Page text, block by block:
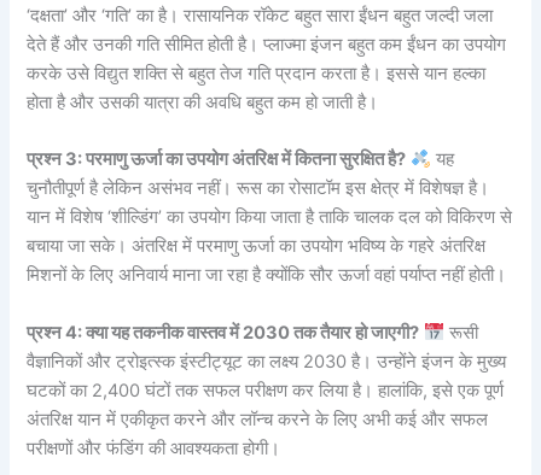
‘दक्षता’ और ‘गति’ का है। रासायनिक रॉकेट बहुत सारा ईंधन बहुत जल्दी जला
देते हैं और उनकी गति सीमित होती है। प्लाज्मा इंजन बहुत कम ईंधन का उपयोग
करके उसे विद्युत शक्ति से बहुत तेज गति प्रदान करता है। इससे यान हल्का
होता है और उसकी यात्रा की अवधि बहुत कम हो जाती है।
प्रश्न 3: परमाणु ऊर्जा का उपयोग अंतरिक्ष में कितना सुरक्षित है?
यह
चुनौतीपूर्ण है लेकिन असंभव नहीं। रूस का रोसाटॉम इस क्षेत्र में विशेषज्ञ है।
यान में विशेष ‘शील्डिंग’ का उपयोग किया जाता है ताकि चालक दल को विकिरण से
बचाया जा सके। अंतरिक्ष में परमाणु ऊर्जा का उपयोग भविष्य के गहरे अंतरिक्ष
मिशनों के लिए अनिवार्य माना जा रहा है क्योंकि सौर ऊर्जा वहां पर्याप्त नहीं होती।
प्रश्न 4: क्या यह तकनीक वास्तव में 2030 तक तैयार हो जाएगी?
रूसी
वैज्ञानिकों और ट्रोइत्स्क इंस्टीट्यूट का लक्ष्य 2030 है। उन्होंने इंजन के मुख्य
घटकों का 2,400 घंटों तक सफल परीक्षण कर लिया है। हालांकि, इसे एक पूर्ण
अंतरिक्ष यान में एकीकृत करने और लॉन्च करने के लिए अभी कई और सफल
परीक्षणों और फंडिंग की आवश्यकता होगी।